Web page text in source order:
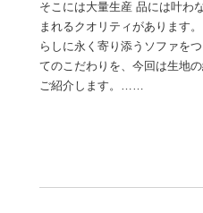
そこには大量生産 品には叶わ
まれるクオリティがあります
らしに永く寄り添うソファを
てのこだわりを、今回は生地
ご紹介します。……